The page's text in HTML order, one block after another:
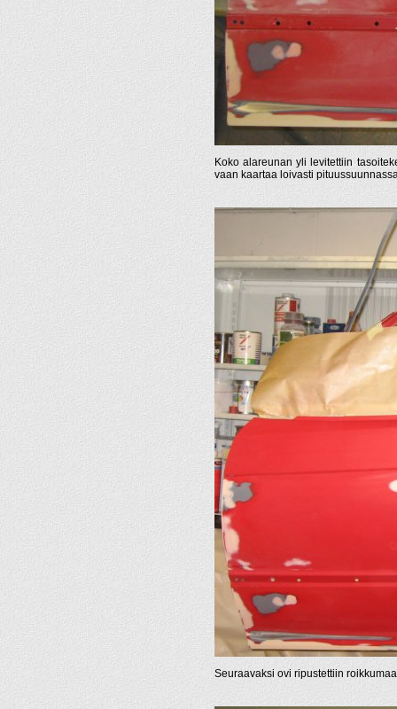
Koko alareunan yli levitettiin
vaan kaartaa loivasti
Seuraavaksi ovi ripustettiin